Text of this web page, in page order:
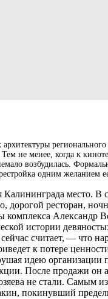
не менее, когда к
возбудилась.
одним желанием
место. В
дорогой ресторан,
комплекса Александр
истории
считает, — что
к потере
идею организации
После продажи он
не стали. Самым
покинувший